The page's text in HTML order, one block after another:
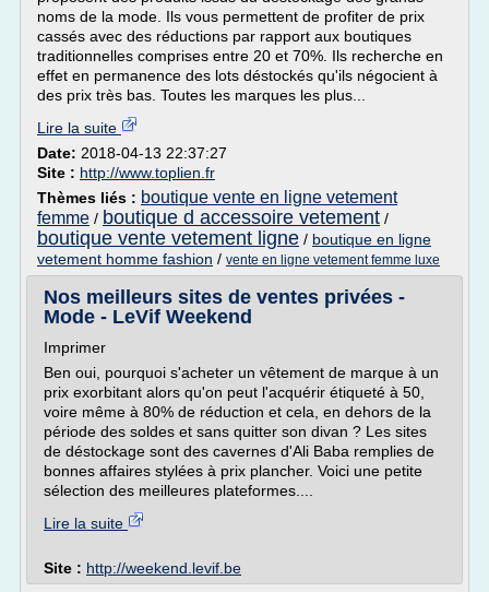
noms de la mode. Ils vous permettent de profiter de prix
cassés avec des réductions par rapport aux boutiques
traditionnelles comprises entre 20 et 70%. Ils recherche en
effet en permanence des lots déstockés qu'ils négocient à
des prix très bas. Toutes les marques les plus...
Lire la suite
Date: 2018-04-13 22:37:27
Site : http://www.toplien.fr
Thèmes liés : boutique vente en ligne vetement
femme / boutique d accessoire vetement /
boutique vente vetement ligne / boutique en ligne
vetement homme fashion / vente en ligne vetement femme luxe
Nos meilleurs sites de ventes privées -
Mode - LeVif Weekend
Imprimer
Ben oui, pourquoi s'acheter un vêtement de marque à un
prix exorbitant alors qu'on peut l'acquérir étiqueté à 50,
voire même à 80% de réduction et cela, en dehors de la
période des soldes et sans quitter son divan ? Les sites
de déstockage sont des cavernes d'Ali Baba remplies de
bonnes affaires stylées à prix plancher. Voici une petite
sélection des meilleures plateformes....
Lire la suite
Site : http://weekend.levif.be